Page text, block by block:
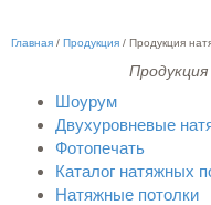
Главная / Продукция / Продукция
Шоурум
Двухуровневые
Фотопечать
Каталог натяжных
Натяжные потолки